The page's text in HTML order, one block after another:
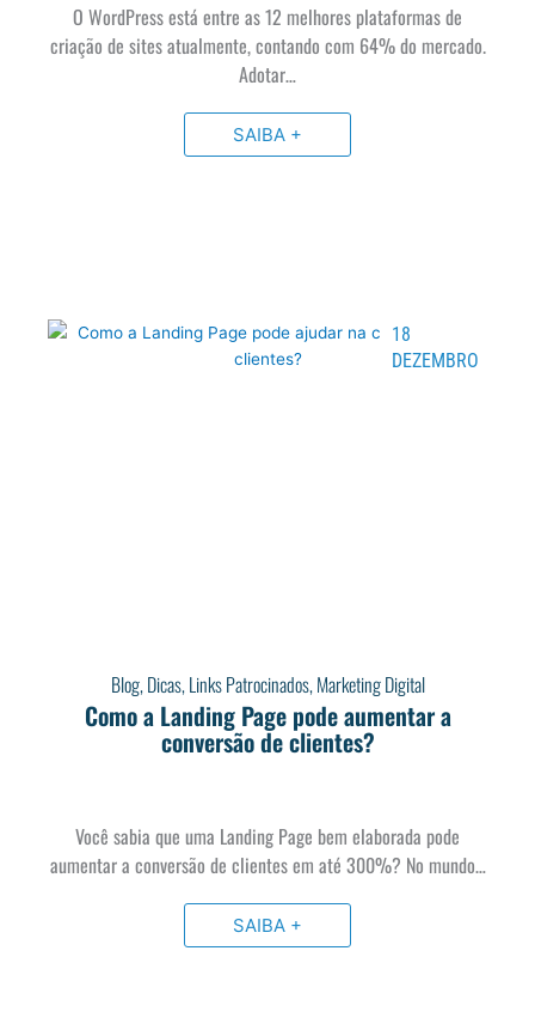
O WordPress está entre as 12 melhores plataformas de
criação de sites atualmente, contando com 64% do mercado.
Adotar…
SAIBA +
Blog,Dicas,Links Patrocinados,Marketing Digital
Como a Landing Page pode aumentar a
conversão de clientes?
18
DEZEMBRO
Você sabia que uma Landing Page bem elaborada pode
aumentar a conversão de clientes em até 300%? No mundo…
SAIBA +